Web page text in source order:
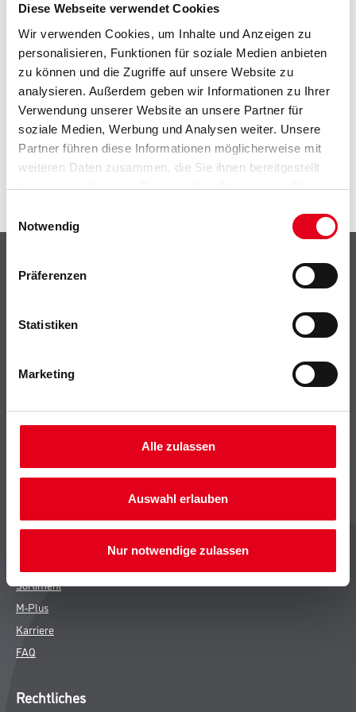
Diese Webseite verwendet Cookies
Wir verwenden Cookies, um Inhalte und Anzeigen zu
personalisieren, Funktionen für soziale Medien anbieten
zu können und die Zugriffe auf unsere Website zu
analysieren. Außerdem geben wir Informationen zu Ihrer
Verwendung unserer Website an unsere Partner für
soziale Medien, Werbung und Analysen weiter. Unsere
Partner führen diese Informationen möglicherweise mit
weiteren Daten zusammen, die Sie ihnen bereitgestellt
haben oder die sie im Rahmen Ihrer Nutzung der Dienste
Notwendig
Präferenzen
Statistiken
Marketing
Alle zulassen
Auswahl erlauben
Nur notwendige zulassen
EIN KLEINER ZWISCHENFALL
IST AUFGETRETEN
Keine Sorge, wir pinseln schon an der Lösung und
werden das Problem so schnell wie möglich beheben.
Erkunden Sie in der Zwischenzeit unseren Online-Shop
und lassen Sie sich inspirieren.
ZURÜCK ZUM ONLINE-SHOP
Trockenbau
Bodenbeläge
Unternehmen
Sortiment
M-Plus
Karriere
FAQ
Rechtliches